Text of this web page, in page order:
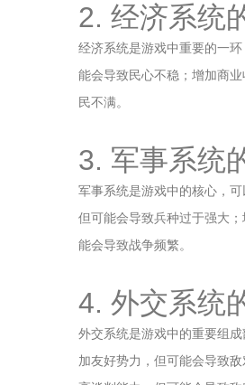
2. 经济系统
经济系统是游戏中重要的一
能会导致民心不稳；增加商
民不满。
3. 军事系统
军事系统是游戏中的核心，
但可能会导致兵种过于强大
能会导致战争频繁。
4. 外交系统
外交系统是游戏中的重要组
加友好势力，但可能会导致